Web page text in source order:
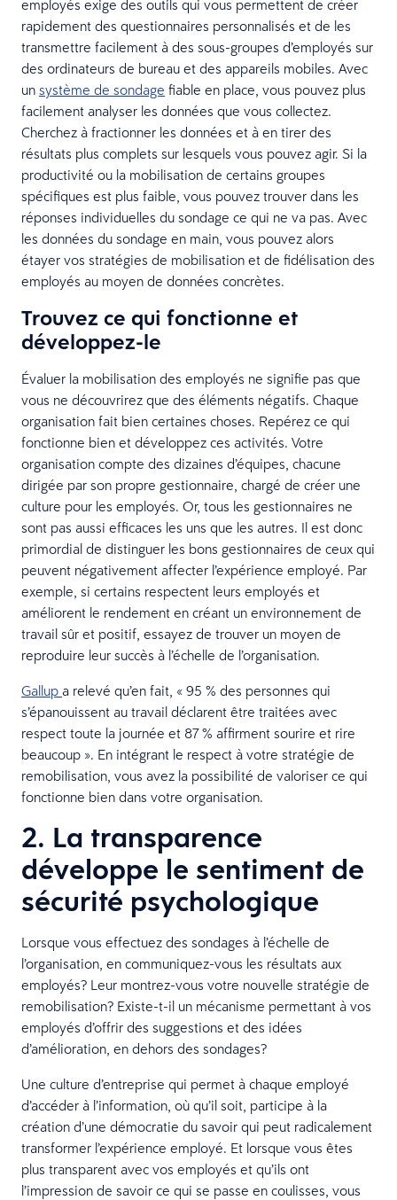
employés exige des outils qui vous permettent de créer
rapidement des questionnaires personnalisés et de les
transmettre facilement à des sous-groupes d’employés sur
des ordinateurs de bureau et des appareils mobiles. Avec
un système de sondage fiable en place, vous pouvez plus
facilement analyser les données que vous collectez.
Cherchez à fractionner les données et à en tirer des
résultats plus complets sur lesquels vous pouvez agir. Si la
productivité ou la mobilisation de certains groupes
spécifiques est plus faible, vous pouvez trouver dans les
réponses individuelles du sondage ce qui ne va pas. Avec
les données du sondage en main, vous pouvez alors
étayer vos stratégies de mobilisation et de fidélisation des
employés au moyen de données concrètes.
Trouvez ce qui fonctionne et
développez-le
Évaluer la mobilisation des employés ne signifie pas que
vous ne découvrirez que des éléments négatifs. Chaque
organisation fait bien certaines choses. Repérez ce qui
fonctionne bien et développez ces activités. Votre
organisation compte des dizaines d’équipes, chacune
dirigée par son propre gestionnaire, chargé de créer une
culture pour les employés. Or, tous les gestionnaires ne
sont pas aussi efficaces les uns que les autres. Il est donc
primordial de distinguer les bons gestionnaires de ceux qui
peuvent négativement affecter l’expérience employé. Par
exemple, si certains respectent leurs employés et
améliorent le rendement en créant un environnement de
travail sûr et positif, essayez de trouver un moyen de
reproduire leur succès à l’échelle de l’organisation.
Gallup a relevé qu’en fait, « 95 % des personnes qui
s’épanouissent au travail déclarent être traitées avec
respect toute la journée et 87 % affirment sourire et rire
beaucoup ». En intégrant le respect à votre stratégie de
remobilisation, vous avez la possibilité de valoriser ce qui
fonctionne bien dans votre organisation.
2. La transparence
développe le sentiment de
sécurité psychologique
Lorsque vous effectuez des sondages à l’échelle de
l’organisation, en communiquez-vous les résultats aux
employés? Leur montrez-vous votre nouvelle stratégie de
remobilisation? Existe-t-il un mécanisme permettant à vos
employés d’offrir des suggestions et des idées
d’amélioration, en dehors des sondages?
Une culture d’entreprise qui permet à chaque employé
d’accéder à l’information, où qu’il soit, participe à la
création d’une démocratie du savoir qui peut radicalement
transformer l’expérience employé. Et lorsque vous êtes
plus transparent avec vos employés et qu’ils ont
l’impression de savoir ce qui se passe en coulisses, vous